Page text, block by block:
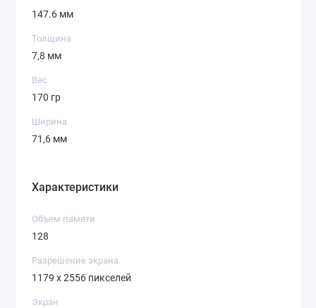
поколения. В наличии в iLab.store.
147.6 мм
Толщина
7,8 мм
Вес
170 гр
Ширина
71,6 мм
Характеристики
Объем памяти
128
Разрешение экрана
1179 x 2556 пикселей
Экран